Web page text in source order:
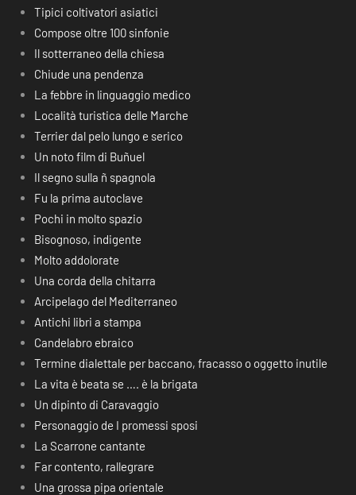
Tipici coltivatori asiatici
Compose oltre 100 sinfonie
Il sotterraneo della chiesa
Chiude una pendenza
La febbre in linguaggio medico
Località turistica delle Marche
Terrier dal pelo lungo e serico
Un noto film di Buñuel
Il segno sulla ñ spagnola
Fu la prima autoclave
Pochi in molto spazio
Bisognoso, indigente
Molto addolorate
Una corda della chitarra
Arcipelago del Mediterraneo
Antichi libri a stampa
Candelabro ebraico
Termine dialettale per baccano, fracasso o oggetto inutile
La vita è beata se …. è la brigata
Un dipinto di Caravaggio
Personaggio de I promessi sposi
La Scarrone cantante
Far contento, rallegrare
Una grossa pipa orientale